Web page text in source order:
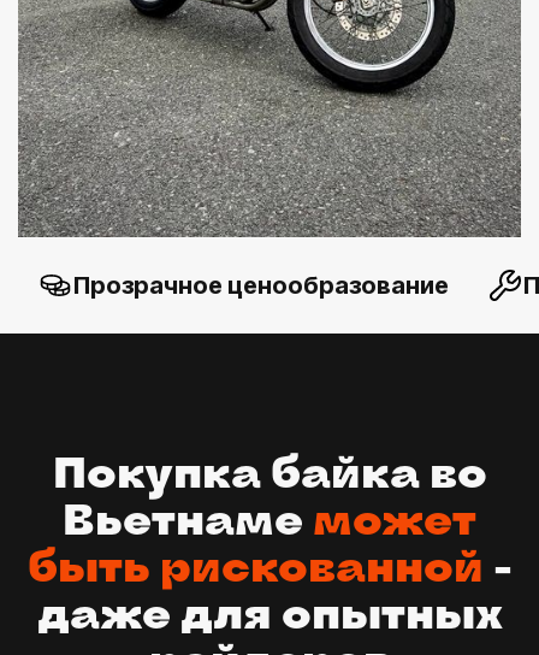
Прозрачное ценообразование
Покупка байка во
Вьетнаме может
быть рискованной -
даже для опытных